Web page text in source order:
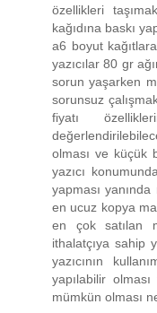
özellikleri
kağıdına baskı
a6 boyut
yazıcılar 80 gr
sorun yaşarken
sorunsuz
fiyatı
olması ve küçük
yazıcı
yapması
en ucuz kopya
en çok satılan
ithalatçıya sahip
yazıcının
yapılabilir
mümkün olması